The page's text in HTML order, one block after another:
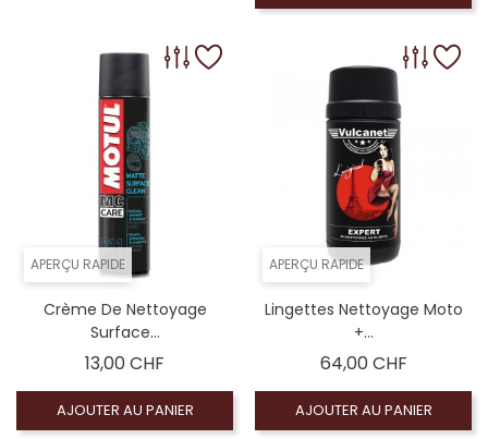
APERÇU RAPIDE
Crème De Nettoyage
Surface...
13,00 CHF
AJOUTER AU PANIER
APERÇU RAPIDE
Lingettes Nettoyage Moto
+...
64,00 CHFPrix
AJOUTER AU PANIER